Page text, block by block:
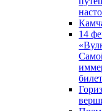
14